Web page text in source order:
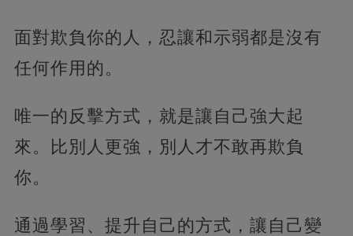
面對欺負你的人，忍讓和示弱都是沒有
任何作用的。
唯一的反擊方式，就是讓自己強大起
來。比別人更強，別人才不敢再欺負
你。
通過學習、提升自己的方式，讓自己變